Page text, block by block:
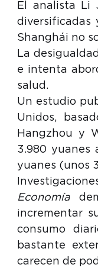
El analista Li
diversificadas
Shanghái no
La
e intenta
salud.
Un estudio
Unidos,
Hangzhou y
3.980 yuanes
yuanes (unos
Economía
incrementar
consumo
bastante
carecen de